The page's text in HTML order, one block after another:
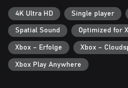
● Eine originale Identität – Ein
der ikonische Sounds und Klänge aus
Spitzenproduktion verein, um dem
Comic-Stil die passende akustische
● Eine finstere Verschwörung: Enthülle
Universum in einer Retrozukunft
4K Ultra HD Single player
Spatial Sound Optimized for
Xbox – Erfolge Xbox –
Xbox Play Anywhere